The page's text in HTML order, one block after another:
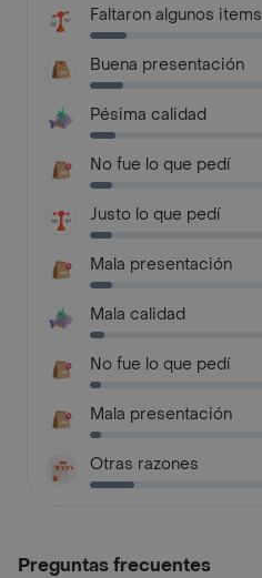
Faltaron algunos items
Buena presentación
Pésima calidad
No fue lo que pedí
Justo lo que pedí
Mala presentación
Mala calidad
No fue lo que pedí
Mala presentación
Otras razones
Preguntas frecuentes